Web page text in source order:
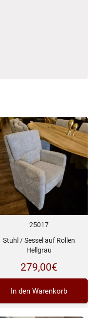
25017
Stuhl / Sessel auf Rollen
Hellgrau
279,00€
In den Warenkorb